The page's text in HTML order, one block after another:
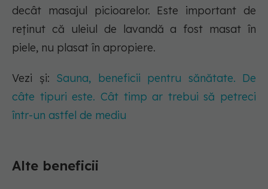
decât masajul picioarelor. Este important de
reținut că uleiul de lavandă a fost masat în
piele, nu plasat în apropiere.
Vezi și: Sauna, beneficii pentru sănătate. De
câte tipuri este. Cât timp ar trebui să petreci
într-un astfel de mediu
Alte beneficii